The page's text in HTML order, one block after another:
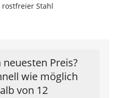
rostfreier Stahl
Preis?
wie möglich
von 12